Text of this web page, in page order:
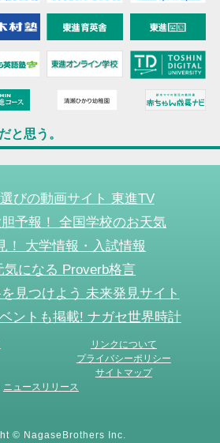
と思う。
びの動画サイト 東進TV
予報！ 全国学校のお天気
！ 大学情報・入試情報
気になる Proverb格言
見つけよう 未来発見サイト
ントも掲載! ナガセ世界時計
リンクについて
プライバシーポリシー
サイトマップ
ニュースリリース
© NagaseBrothers Inc.